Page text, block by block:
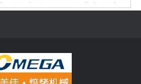
业和面机、面团分割机日常保养全解析
欧美佳搅拌机如何以力学塑造面团筋度
包生产线如何将日产能提升至10万个？
焙工厂实现卓越自动化
pl69379.html，找到你需要的型
，里边有具体介绍。